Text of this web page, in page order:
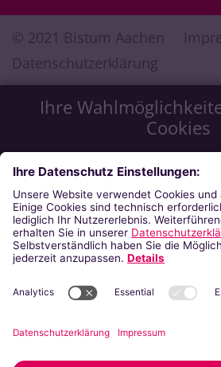
Ihre
Cookies
Wir möchten Ihnen ein optimales
bieten. Dazu verwenden wir
Funktionieren unserer Website
Zustimmung verwenden wir auch
externer Inhalte oder zu anonymen
werden. Sie können selbst
Sie zulassen möchten. Bitte beachten
Einstellungen womöglich nicht mehr
in unsererDatenschutzerklärung .
Datenschutzerklärung
© 2021 Bistum Aachen
Datenschutzerklärung